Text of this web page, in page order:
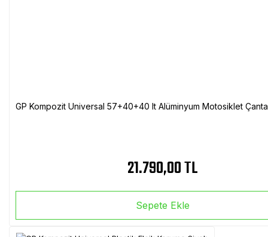
GP Kompozit Universal 57+40+40 lt Alüminyum Motosiklet
21.790,00 TL
Sepete Ekle